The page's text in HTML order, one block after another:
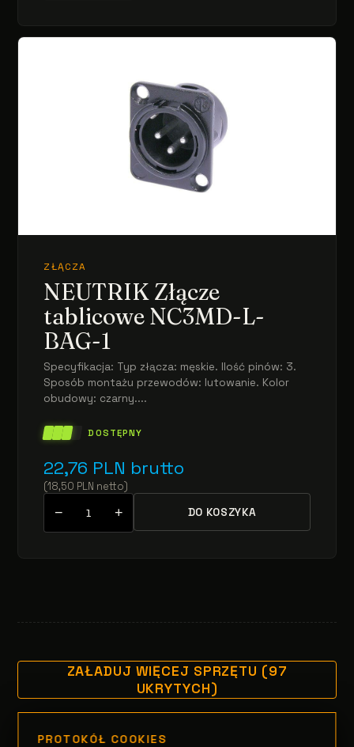
ZŁĄCZA
NEUTRIK Złącze
tablicowe NC3MD-L-
BAG-1
Specyfikacja: Typ złącza: męskie. Ilość pinów: 3.
Sposób montażu przewodów: lutowanie. Kolor
obudowy: czarny....
DOSTĘPNY
22,76 PLN brutto
(18,50 PLN netto)
− + DO KOSZYKA
ZAŁADUJ WIĘCEJ SPRZĘTU (97
UKRYTYCH)
PROTOKÓŁ COOKIES